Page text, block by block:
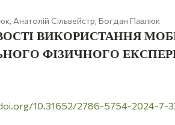
Анатолій Сільвейстр, Богдан Павлюк
ВИКОРИСТАННЯ
ФІЗИЧНОГО
10.31652/2786-5754-2024-7-